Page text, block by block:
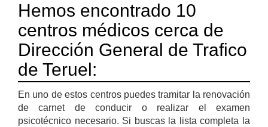
Hemos encontrado 10
centros médicos cerca de
Dirección General de Trafico
de Teruel:
En uno de estos centros puedes tramitar la renovación
de carnet de conducir o realizar el examen
psicotécnico necesario. Si buscas la lista completa la